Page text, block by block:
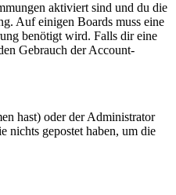
aktiviert sind und du die
Auf einigen Boards muss eine
benötigt wird. Falls dir eine
Gebrauch der Account-
hast) oder der Administrator
nichts gepostet haben, um die